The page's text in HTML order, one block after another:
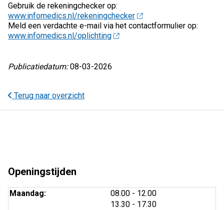
Gebruik de rekeningchecker op:
www.infomedics.nl/rekeningchecker
Meld een verdachte e-mail via het contactformulier op:
www.infomedics.nl/oplichting
Publicatiedatum:08-03-2026
Terug naar overzicht
Openingstijden
Maandag: 08.00 tot
- 12.00
13.30 tot
- 17.30